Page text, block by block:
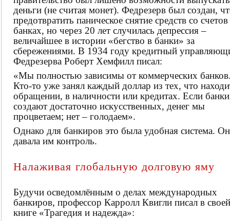
деньги (не считая монет). Федрезерв был создан,
предотвратить паническое снятие средств со
банках, но через 20 лет случилась депрессия –
величайшее в истории «бегство в банки» за
сбережениями. В 1934 году кредитный
Федрезерва Роберт Хемфилл писал:
«Мы полностью зависимы от коммерческих
Кто-то уже занял каждый доллар из тех, что
обращении, в наличности или кредитах. Если банки
создают достаточно искусственных, денег мы
процветаем; нет – голодаем».
Однако для банкиров это была удобная система.
давала им контроль.
Налаживая глобальную долговую яму
Будучи осведомлённым о делах международных
банкиров, профессор Карролл Квигли писал в своей
книге «Трагедия и надежда»: